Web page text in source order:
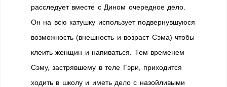
расследует вместе с Дином очередное дело.
Он на всю катушку использует подвернувшуюся
возможность (внешность и возраст Сэма) чтобы
клеить женщин и напиваться. Тем временем
Сэму, застрявшему в теле Гэри, приходится
ходить в школу и иметь дело с назойливыми